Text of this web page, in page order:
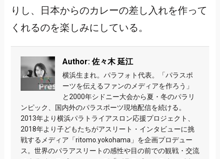
りし、日本からのカレーの差し入れを作って
くれるのを楽しみにしている。
Author: 佐々木 延江
横浜生まれ。パラフォト代表。「パラスポ
ーツを伝えるファンのメディアを作ろう」
と2000年シドニー大会から夏・冬のパラリ
ンピック、国内外のパラスポーツ現地配信を続ける。
2013年より横浜パラトライアスロン応援プロジェクト、
2018年より子どもたちがアスリート・インタビューに挑
戦するメディア「ritomo.yokohama」を企画プロデュー
ス。世界のパラアスリートの感性や目の前での観戦・交流